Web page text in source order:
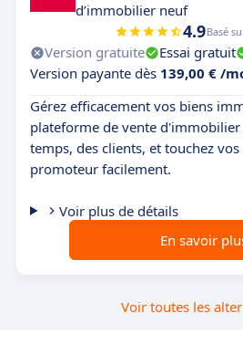
d’immobilier neuf
4.9Basé
Version gratuite Essai gratuit
Version payante dès 139,00 € /
Gérez efficacement vos biens
plateforme de vente d'immobilier
temps, des clients, et touchez
promoteur facilement.
Voir plus de détails
En savoir
Voir toutes les